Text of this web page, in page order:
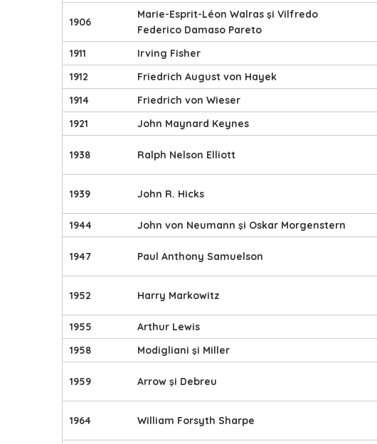
1906
Marie-Esprit-Léon Walras şi Vilfredo
Federico Damaso Pareto
1911
Irving Fisher
1912
Friedrich August von Hayek
1914
Friedrich von Wieser
1921
John Maynard Keynes
1938 Ralph Nelson Elliott
1939 John R. Hicks
1944
John von Neumann şi Oskar Morgenstern
1947 Paul Anthony Samuelson
1952 Harry Markowitz
1955
Arthur Lewis
1958
Modigliani şi Miller
1959 Arrow şi Debreu
1964 William Forsyth Sharpe